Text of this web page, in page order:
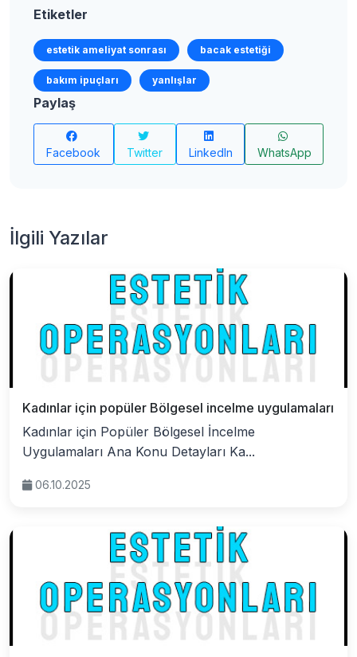
Etiketler
estetik ameliyat sonrası bacak estetiği
bakım ipuçları yanlışlar
Paylaş
Facebook Twitter LinkedIn WhatsApp
İlgili Yazılar
Kadınlar için popüler Bölgesel incelme uygulamaları
Kadınlar için Popüler Bölgesel İncelme
Uygulamaları Ana Konu Detayları Ka...
06.10.2025